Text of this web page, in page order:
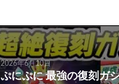
2026年6月10日
ぷにぷに 最強の復刻ガ